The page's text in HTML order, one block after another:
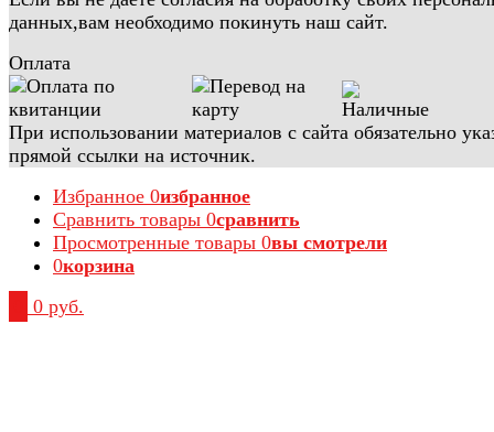
данных,вам необходимо покинуть наш сайт.
Оплата
При использовании материалов с сайта обязательно
прямой ссылки на источник.
Избранное 0избранное
Сравнить товары 0сравнить
Просмотренные товары 0вы смотрели
0корзина
0 руб.